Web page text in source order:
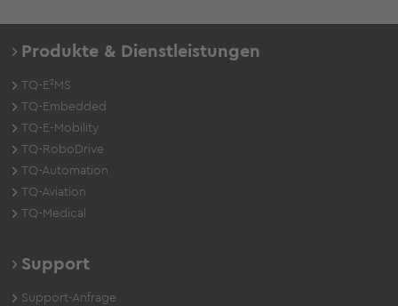
Produkte & Dienstleistungen
TQ-E²MS
TQ-Embedded
TQ-E-Mobility
TQ-RoboDrive
TQ-Automation
TQ-Aviation
TQ-Medical
Support
Support-Anfrage